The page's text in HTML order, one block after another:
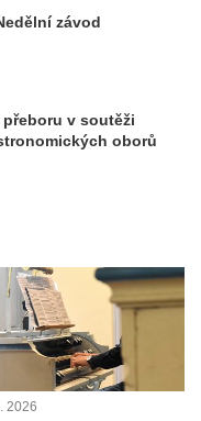
závod
v soutěži
oborů
2026